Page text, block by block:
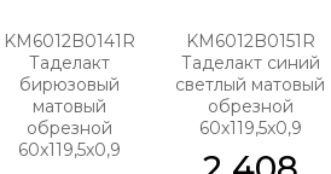
KM6012B0141R
Таделакт
бирюзовый
матовый
обрезной
60x119,5x0,9
KM6012B0151R
Таделакт синий
светлый матовый
обрезной
60x119,5x0,9